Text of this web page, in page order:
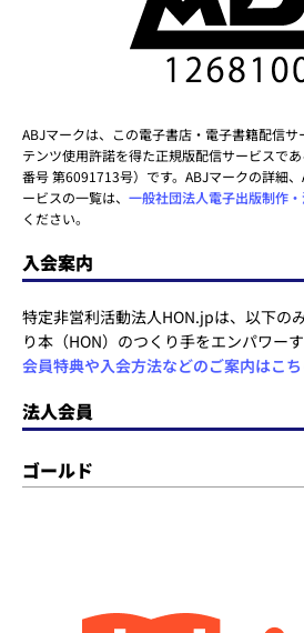
ABJマークは、この電子書店・電子書籍配信
テンツ使用許諾を得た正規版配信サービスで
番号 第6091713号）です。ABJマークの詳細
ービスの一覧は、 一般社団法人電子出版制作
ください。
入会案内
特定非営利活動法人HON.jpは、以下の
り本（HON）のつくり手をエンパワー
会員特典や入会方法などのご案内はこち
法人会員
ゴールド